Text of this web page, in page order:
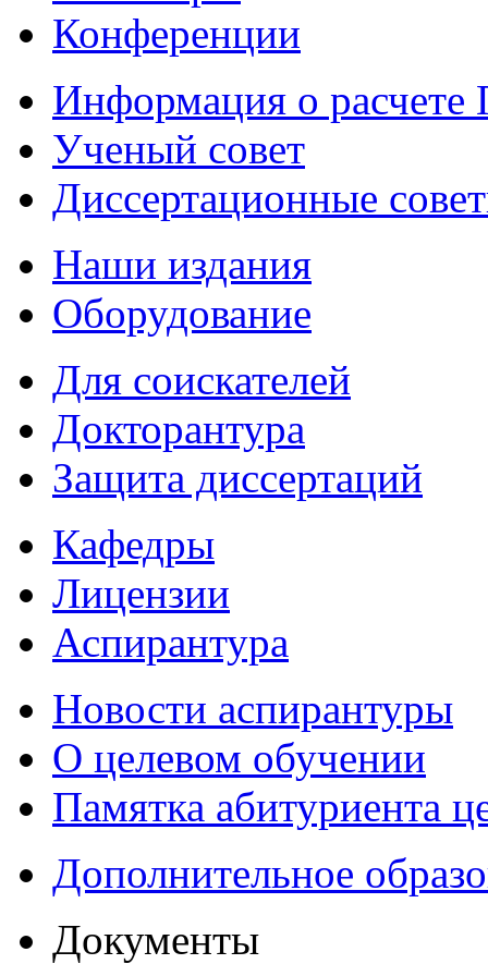
Конференции
Информация о
Ученый совет
Диссертационные
Наши издания
Оборудование
Для соискателей
Докторантура
Защита диссертаций
Кафедры
Лицензии
Аспирантура
Новости аспирантуры
О целевом обучении
Памятка абитуриента
Дополнительное
Документы